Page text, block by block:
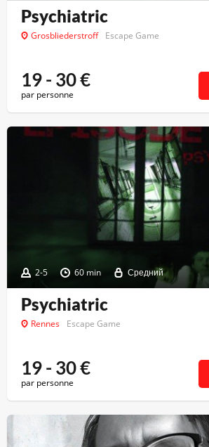
Psychiatric
Grosbliederstroff Escape Game
19 - 30€
par personne
2-5 60 min Средний
Psychiatric
Rennes Escape Game
19 - 30€
par personne